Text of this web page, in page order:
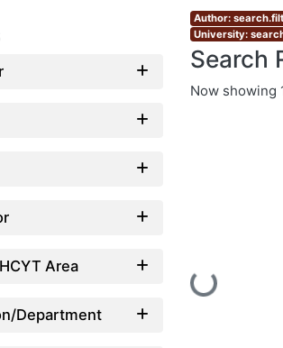
Area
Department
Author:
University:
Search
Now showing
Loading...